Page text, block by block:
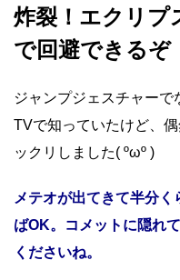
炸裂！エクリプ
で回避できるぞ
ジャンプジェスチャー
TVで知っていたけど、
ックリしました( ºωº )
メテオが出てきて半分
ばOK。コメットに隠れ
くださいね。